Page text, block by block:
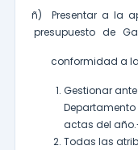
ñ) Presentar a la
presupuesto de
conformidad a la
Gestionar
actas del
Todas las